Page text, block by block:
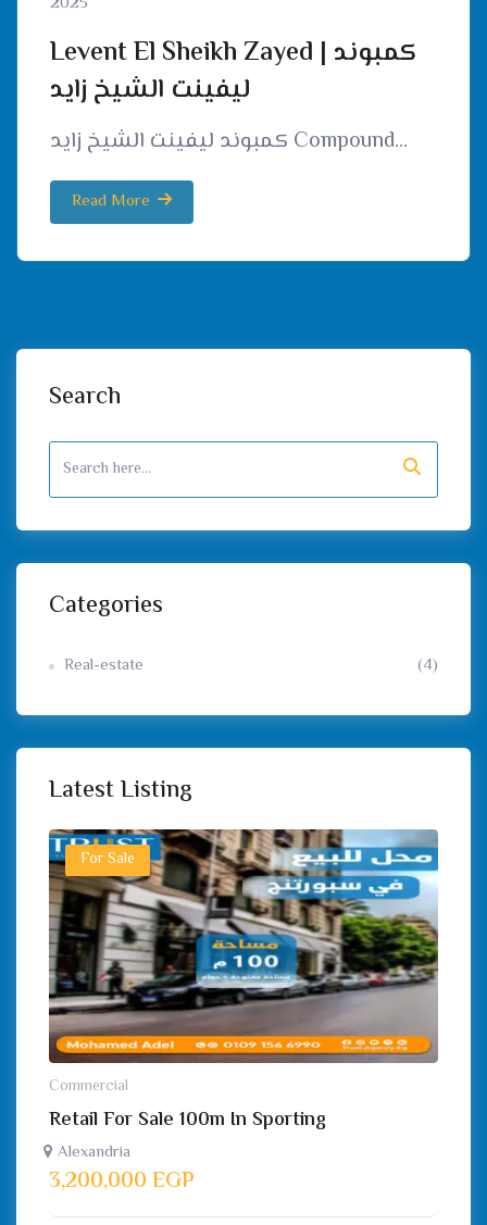
Levent El Sheikh Zayed | كمبوند
ليفينت الشيخ زايد
كمبوند ليفينت الشيخ زايد Compound…
Read More
Search
Categories
Real-estate (4)
Latest Listing
For Sale
Commercial
Retail For Sale 100m In Sporting
Alexandria
3,200,000EGP